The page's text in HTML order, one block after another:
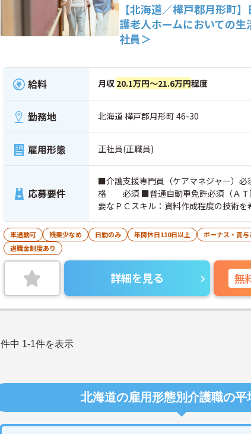
【北海道／樺戸郡月形町
護老人ホームにおいての
社員＞
給料 月収 20.1万円～21.6万円程度
勤務地 北海道 樺戸郡月形町 46-30
雇用形態 正社員(正職員)
応募要件
■介護支援専門員（ケアマネジャー）
格 必須 ■普通自動車免許必須（ＡＴ
要なＰＣスキル：資料作成程度の技術を
車通勤可 残業少なめ 日勤のみ 年間休日110日以上 ボーナス・賞与
退職金制度あり
詳細を見る 無
件中 1-1件を表示
北海道の雇用形態別介護職の平